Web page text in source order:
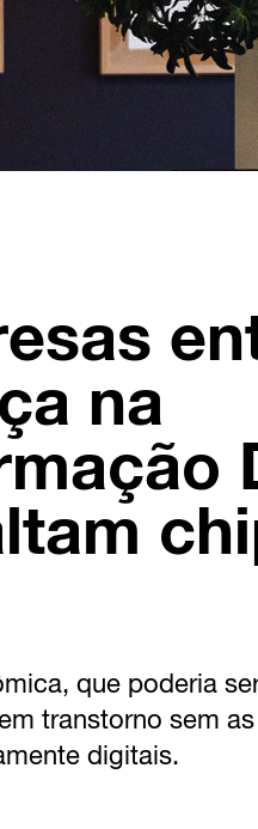
na
que poderia
transtorno sem
digitais.